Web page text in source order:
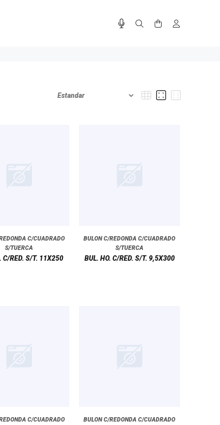
C/CUADRADO
S/TUERCA
C/RED. S/T. 11X250
BULON C/REDONDA C/CUADRADO
S/TUERCA
BUL. HO. C/RED. S/T. 9,5X300
C/CUADRADO
BULON C/REDONDA C/CUADRADO